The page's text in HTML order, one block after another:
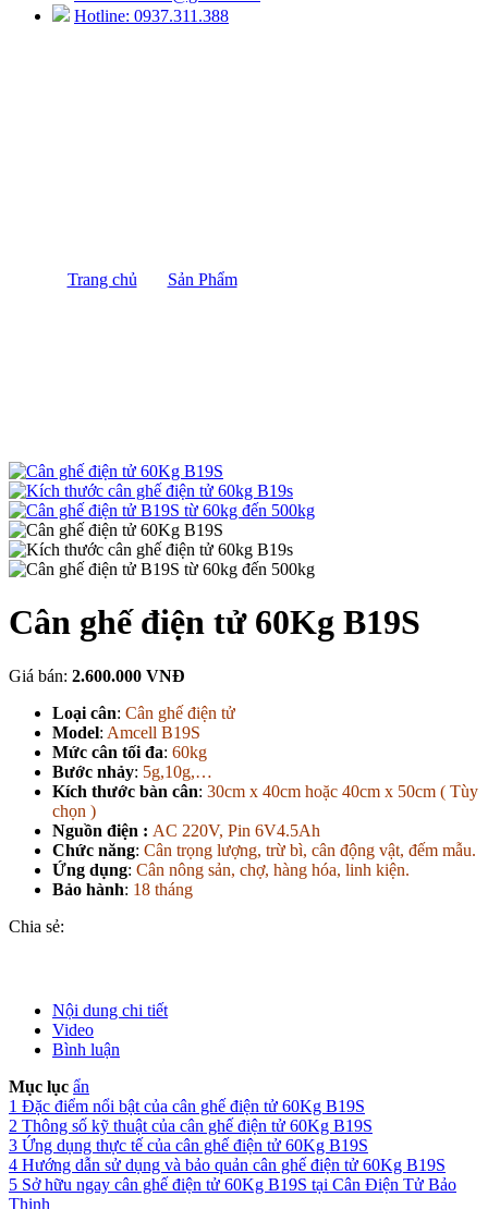
Hotline: 0937.311.388
Trang chủ/ Sản Phẩm/
Cân ghế điện tử 60Kg B19S
Giá bán: 2.600.000 VNĐ
Loại cân: Cân ghế điện tử
Model: Amcell B19S
Mức cân tối đa: 60kg
Bước nhảy: 5g,10g,…
Kích thước bàn cân: 30cm x 40cm hoặc 40cm x 50cm ( Tùy
chọn )
Nguồn điện : AC 220V, Pin 6V4.5Ah
Chức năng: Cân trọng lượng, trừ bì, cân động vật, đếm mẫu.
Ứng dụng: Cân nông sản, chợ, hàng hóa, linh kiện.
Bảo hành: 18 tháng
Chia sẻ:
Nội dung chi tiết
Video
Bình luận
Mục lục ẩn
1 Đặc điểm nổi bật của cân ghế điện tử 60Kg B19S
2 Thông số kỹ thuật của cân ghế điện tử 60Kg B19S
3 Ứng dụng thực tế của cân ghế điện tử 60Kg B19S
4 Hướng dẫn sử dụng và bảo quản cân ghế điện tử 60Kg B19S
5 Sở hữu ngay cân ghế điện tử 60Kg B19S tại Cân Điện Tử Bảo
Thịnh